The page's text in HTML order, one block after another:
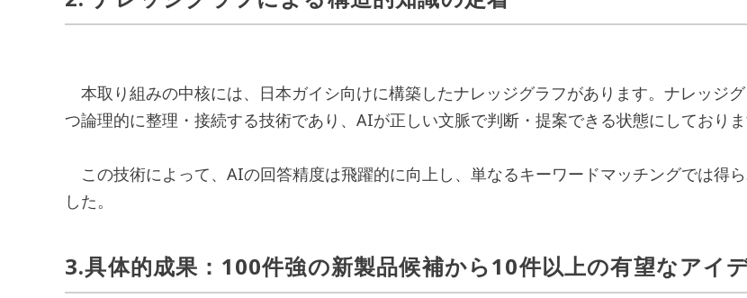
本取り組みの中核には、日本ガイシ向けに構築したナレッジグラフがあります。ナレッジ
つ論理的に整理・接続する技術であり、AIが正しい文脈で判断・提案できる状態にしておりま
この技術によって、AIの回答精度は飛躍的に向上し、単なるキーワードマッチングでは得
した。
3.具体的成果：100件強の新製品候補から10件以上の有望なアイ